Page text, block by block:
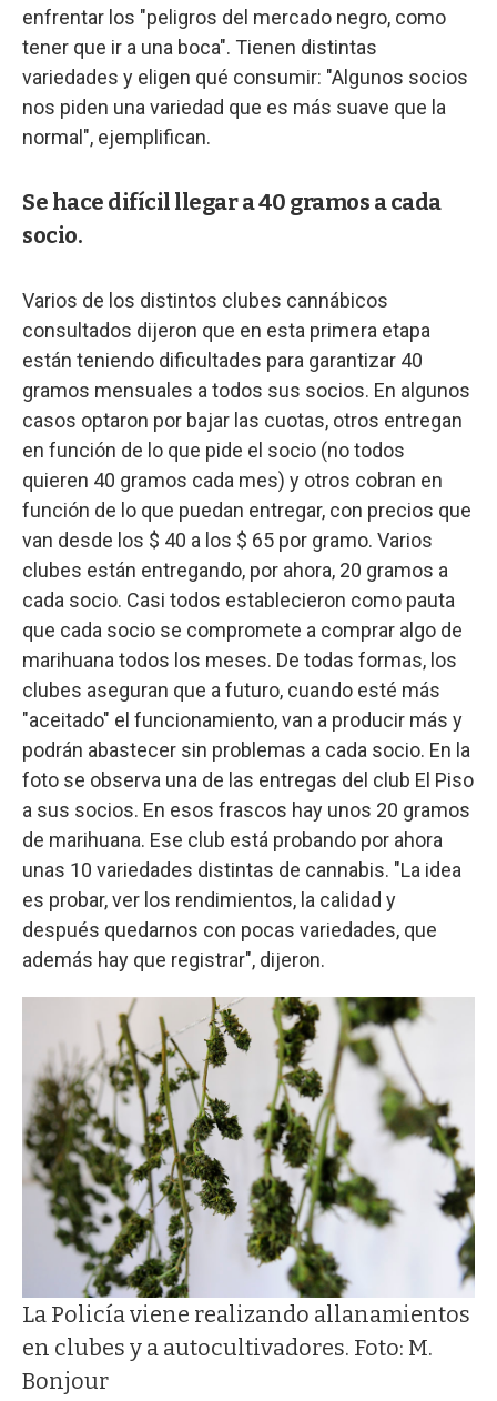
enfrentar los "peligros del mercado negro, como
tener que ir a una boca". Tienen distintas
variedades y eligen qué consumir: "Algunos socios
nos piden una variedad que es más suave que la
normal", ejemplifican.
Se hace difícil llegar a 40 gramos a cada
socio.
Varios de los distintos clubes cannábicos
consultados dijeron que en esta primera etapa
están teniendo dificultades para garantizar 40
gramos mensuales a todos sus socios. En algunos
casos optaron por bajar las cuotas, otros entregan
en función de lo que pide el socio (no todos
quieren 40 gramos cada mes) y otros cobran en
función de lo que puedan entregar, con precios que
van desde los $ 40 a los $ 65 por gramo. Varios
clubes están entregando, por ahora, 20 gramos a
cada socio. Casi todos establecieron como pauta
que cada socio se compromete a comprar algo de
marihuana todos los meses. De todas formas, los
clubes aseguran que a futuro, cuando esté más
"aceitado" el funcionamiento, van a producir más y
podrán abastecer sin problemas a cada socio. En la
foto se observa una de las entregas del club El Piso
a sus socios. En esos frascos hay unos 20 gramos
de marihuana. Ese club está probando por ahora
unas 10 variedades distintas de cannabis. "La idea
es probar, ver los rendimientos, la calidad y
después quedarnos con pocas variedades, que
además hay que registrar", dijeron.
La Policía viene realizando allanamientos
en clubes y a autocultivadores. Foto: M.
Bonjour